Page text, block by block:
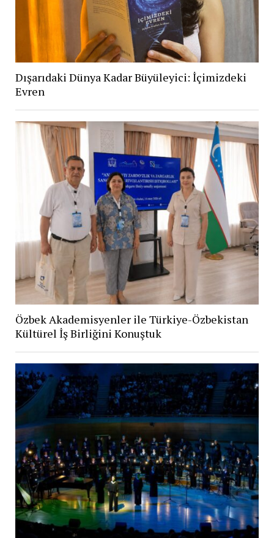
Dışarıdaki Dünya Kadar Büyüleyici: İçimizdeki
Evren
Özbek Akademisyenler ile Türkiye-Özbekistan
Kültürel İş Birliğini Konuştuk